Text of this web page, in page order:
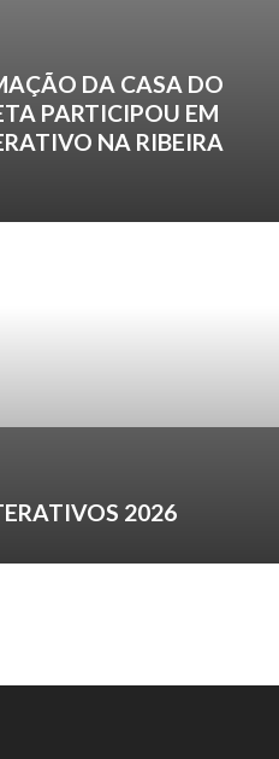
DA CASA DO
PARTICIPOU EM
NA RIBEIRA
2026